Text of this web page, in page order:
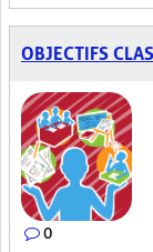
OBJECTIFS
0